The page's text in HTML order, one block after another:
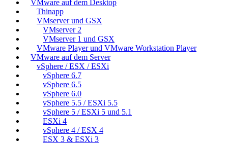
VMware auf dem Desktop
Thinapp
VMserver und GSX
VMserver 2
VMserver 1 und GSX
VMware Player und VMware Workstation Player
VMware auf dem Server
vSphere / ESX / ESXi
vSphere 6.7
vSphere 6.5
vSphere 6.0
vSphere 5.5 / ESXi 5.5
vSphere 5 / ESXi 5 und 5.1
ESXi 4
vSphere 4 / ESX 4
ESX 3 & ESXi 3